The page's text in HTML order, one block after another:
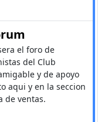
el foro de
del Club
y de apoyo
aqui y en la seccion
de ventas.